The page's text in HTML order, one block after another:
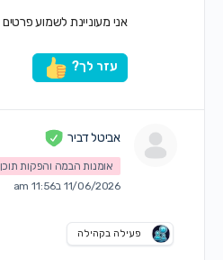
אני מעוניינת לשמוע פרטים
עזר לך?
אביטל דביר
אומנות הבמה והפקות תוכן
11/06/2026 ב11:56 am
פעילה בקהילה